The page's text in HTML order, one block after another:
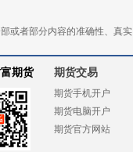
或者部分内容的准确性、真实
期货 期货交易
期货手机开户
期货电脑开户
期货官方网站